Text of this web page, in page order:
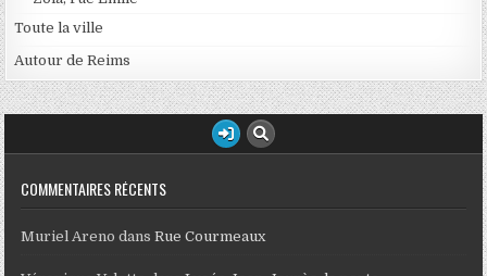
Toute la ville
Autour de Reims
COMMENTAIRES RÉCENTS
Muriel Areno dansRue Courmeaux